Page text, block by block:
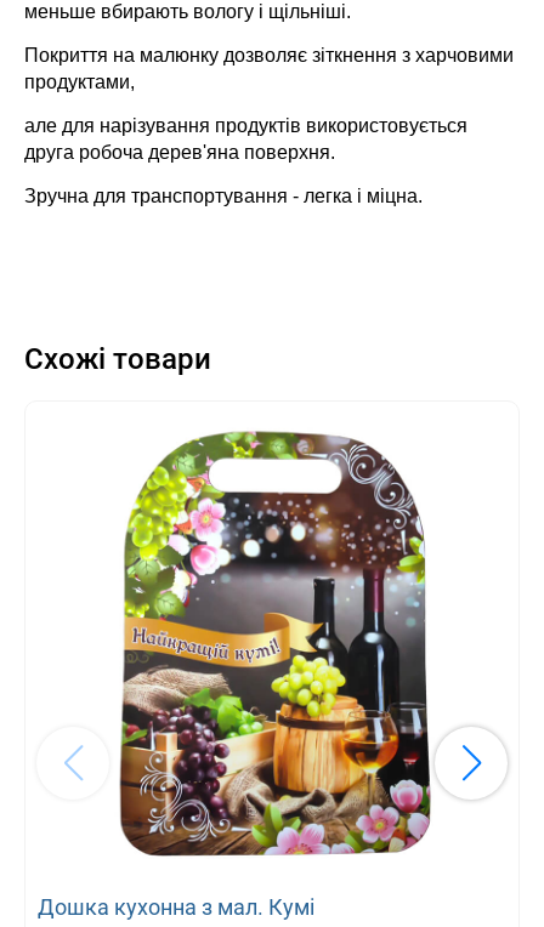
меньше вбирають вологу і щільніші.
Покриття на малюнку дозволяє зіткнення з харчовими
продуктами,
але для нарізування продуктів використовується
друга робоча дерев'яна поверхня.
Зручна для транспортування - легка і міцна.
Схожі товари
Дошка кухонна з мал. Кумі